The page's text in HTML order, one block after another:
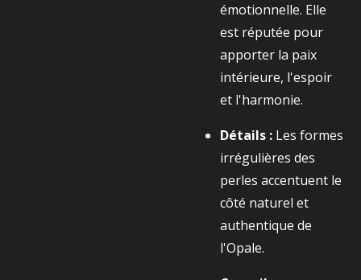
émotionnelle. Elle
est réputée pour
apporter la paix
intérieure, l'espoir
et l'harmonie.
Détails : Les formes
irrégulières des
perles accentuent le
côté naturel et
authentique de
l'Opale.